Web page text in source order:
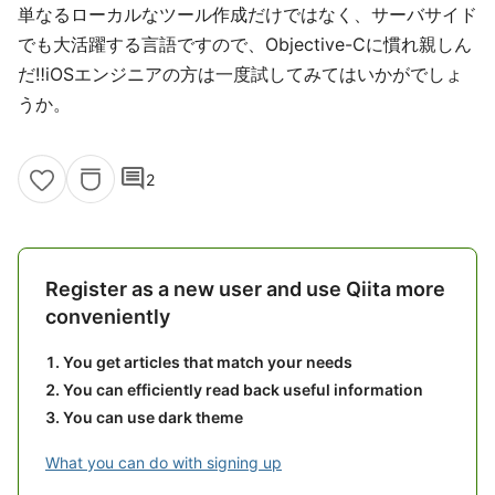
単なるローカルなツール作成だけではなく、サーバサイド
でも大活躍する言語ですので、Objective-Cに慣れ親しん
だ‼️iOSエンジニアの方は一度試してみてはいかがでしょ
うか。
comment2
Register as a new user and use Qiita more
conveniently
You get articles that match your needs
You can efficiently read back useful information
You can use dark theme
What you can do with signing up